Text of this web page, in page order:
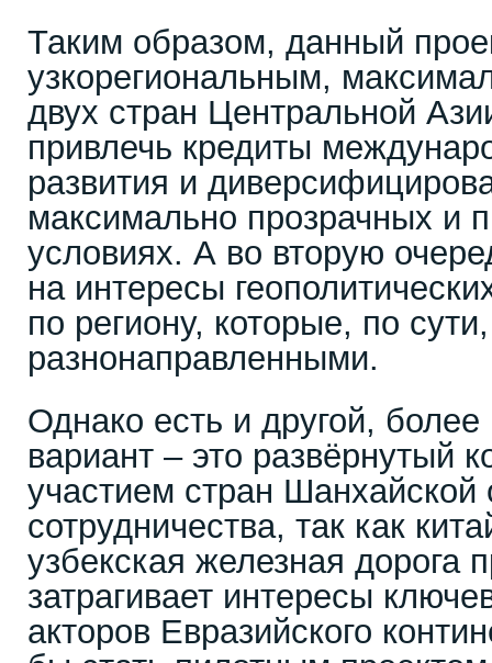
Таким образом, данный
узкорегиональным,
двух стран Центральной
привлечь кредиты
развития и
максимально прозрачных и
условиях. А во вторую
на интересы
по региону, которые, по
разнонаправленными.
Однако есть и другой,
вариант – это развёрнутый
участием стран Шанхайской
сотрудничества, так как
узбекская железная дорога
затрагивает интересы
акторов Евразийского